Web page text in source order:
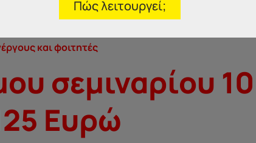
και θα έχετε Έκπτωση 10% και οι δύο!
και φοιτητές
σεμιναρίου 10
Ευρώ
Πώς λειτουργεί;